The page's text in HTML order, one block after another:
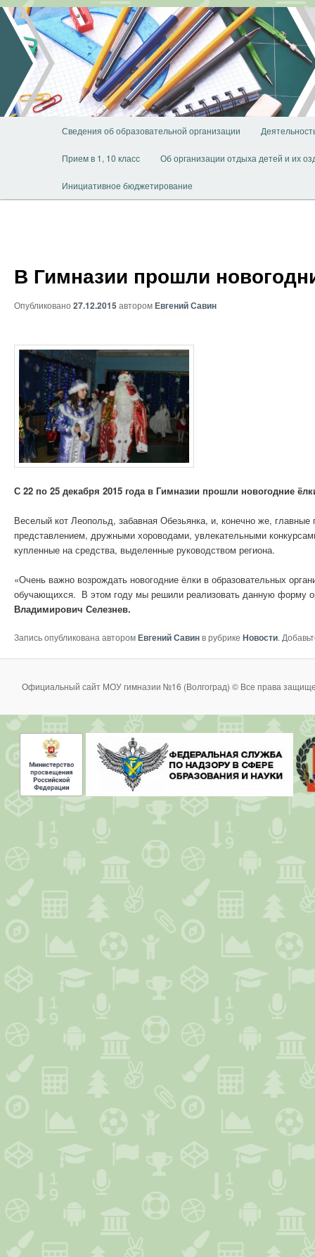
Перейти
основному
содержимому
Сведения об образовательной организации
Прием в 1, 10 класс Об организации отдыха детей и их
Инициативное бюджетирование
В Гимназии прошли
Опубликовано 27.12.2015 авторомЕвгений Савин
С 22 по 25 декабря 2015 года в Гимназии прошли новогодние
Веселый кот Леопольд, забавная Обезьянка, и, конечно же,
представлением, дружными хороводами, увлекательными
купленные на средства, выделенные руководством региона.
«Очень важно возрождать новогодние ёлки в образовательных
обучающихся. В этом году мы решили реализовать данную форму
Владимирович Селезнев.
Запись опубликована авторомЕвгений Савинв рубрике Новости.
Официальный сайт МОУ гимназии №16 (Волгоград) © Все права